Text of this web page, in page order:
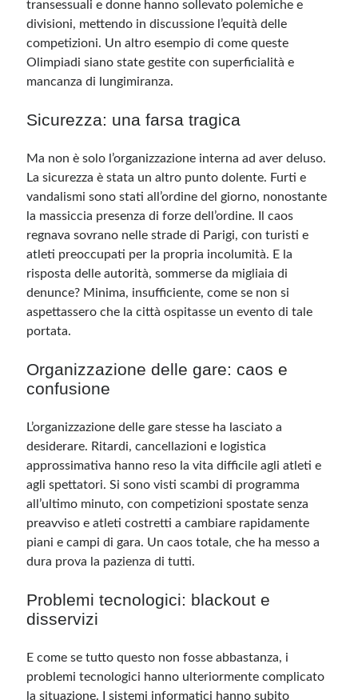
transessuali e donne hanno sollevato polemiche e
divisioni, mettendo in discussione l’equità delle
competizioni. Un altro esempio di come queste
Olimpiadi siano state gestite con superficialità e
mancanza di lungimiranza.
Sicurezza: una farsa tragica
Ma non è solo l’organizzazione interna ad aver deluso.
La sicurezza è stata un altro punto dolente. Furti e
vandalismi sono stati all’ordine del giorno, nonostante
la massiccia presenza di forze dell’ordine. Il caos
regnava sovrano nelle strade di Parigi, con turisti e
atleti preoccupati per la propria incolumità. E la
risposta delle autorità, sommerse da migliaia di
denunce? Minima, insufficiente, come se non si
aspettassero che la città ospitasse un evento di tale
portata.
Organizzazione delle gare: caos e
confusione
L’organizzazione delle gare stesse ha lasciato a
desiderare. Ritardi, cancellazioni e logistica
approssimativa hanno reso la vita difficile agli atleti e
agli spettatori. Si sono visti scambi di programma
all’ultimo minuto, con competizioni spostate senza
preavviso e atleti costretti a cambiare rapidamente
piani e campi di gara. Un caos totale, che ha messo a
dura prova la pazienza di tutti.
Problemi tecnologici: blackout e
disservizi
E come se tutto questo non fosse abbastanza, i
problemi tecnologici hanno ulteriormente complicato
la situazione. I sistemi informatici hanno subito